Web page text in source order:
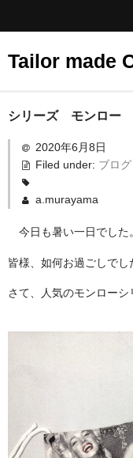
Tailor made
ホーム
ショップ
問い合わせフォーム
シリーズ モンロー
2020年6月8日
Filed under: ブログ
a.murayama
今日も暑い一日でした。
皆様、如何お過ごしでし
さて、人気のモンローシ